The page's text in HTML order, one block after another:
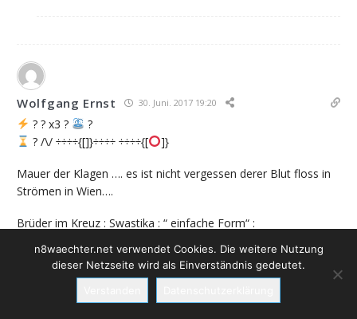
Wolfgang Ernst 30. Juni. 2017 19:20
? ? x3 ?
?
? /\/ ÷÷÷÷{[]}÷÷÷÷ ÷÷÷÷{[
]}
Mauer der Klagen …. es ist nicht vergessen derer Blut floss in
Strömen in Wien….
Brüder im Kreuz : Swastika : “ einfache Form“ :
n8waechter.net verwendet Cookies. Die weitere Nutzung
dieser Netzseite wird als Einverständnis gedeutet.